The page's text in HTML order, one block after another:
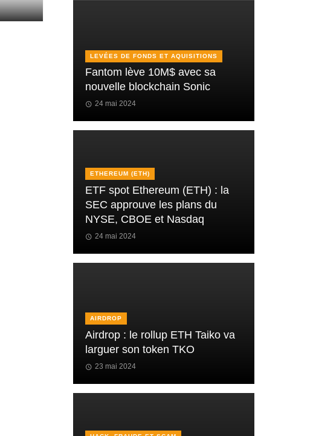
LEVÉES DE FONDS ET AQUISITIONS
Fantom lève 10M$ avec sa
nouvelle blockchain Sonic
24 mai 2024
ETHEREUM (ETH)
ETF spot Ethereum (ETH) : la
SEC approuve les plans du
NYSE, CBOE et Nasdaq
24 mai 2024
AIRDROP
Airdrop : le rollup ETH Taiko va
larguer son token TKO
23 mai 2024